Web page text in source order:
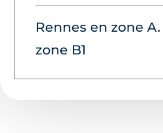
Rennes en zone
zone B1